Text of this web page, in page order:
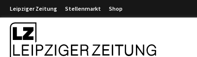
Leipziger Zeitung Stellenmarkt Shop